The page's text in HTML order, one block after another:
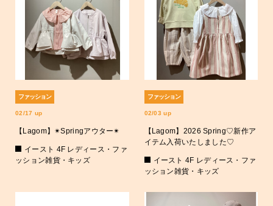
ファッション
02/17 up
【Lagom】✴︎Springアウター✴︎
イースト 4F レディース・ファ
ッション雑貨・キッズ
ファッション
02/03 up
【Lagom】2026 Spring♡新作ア
イテム入荷いたしました♡
イースト 4F レディース・ファ
ッション雑貨・キッズ